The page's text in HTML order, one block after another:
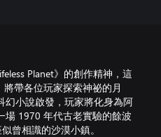
Planet》的創作精神，這
帶各位玩家探索神祕的月
幻小說啟發，玩家將化身為阿
場 1970 年代古老實驗的餘波
曾相識的沙漠小鎮。